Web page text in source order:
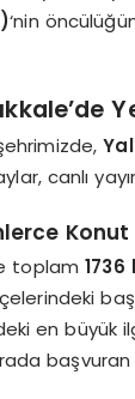
‘nin
canlı
toplam1736
en büyük
başvuran